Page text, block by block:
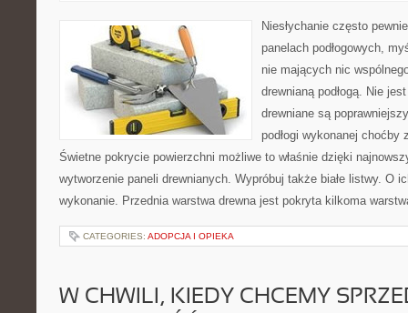
Niesłychanie często
panelach podłogowych,
nie mających nic
drewnianą podłogą. Nie
drewniane są
podłogi wykonanej choćby
Świetne pokrycie powierzchni możliwe to właśnie dzięki
wytworzenie paneli drewnianych. Wypróbuj także białe listwy. O
wykonanie. Przednia warstwa drewna jest pokryta kilkoma
CATEGORIES: ADOPCJA I OPIEKA
W CHWILI, KIEDY CHCEMY